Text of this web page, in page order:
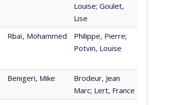
Louise; Goulet,
Lise
Rbaï, Mohammed
Philippe, Pierre;
Potvin, Louise
Benigeri, Mike
Brodeur, Jean
Marc; Lert, France